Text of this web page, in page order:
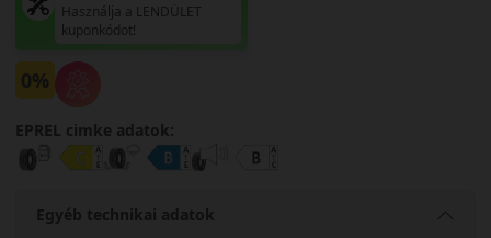
Használja a LENDÜLET
kuponkódot!
0%
EPREL cimke adatok:
Egyéb technikai adatok